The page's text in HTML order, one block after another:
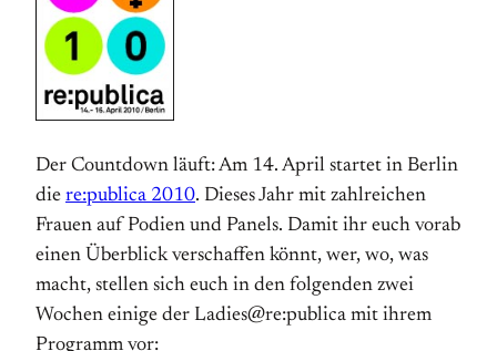
Der Countdown läuft: Am 14. April startet in Berlin
die re:publica 2010. Dieses Jahr mit zahlreichen
Frauen auf Podien und Panels. Damit ihr euch vorab
einen Überblick verschaffen könnt, wer, wo, was
macht, stellen sich euch in den folgenden zwei
Wochen einige der Ladies@re:publica mit ihrem
Programm vor: